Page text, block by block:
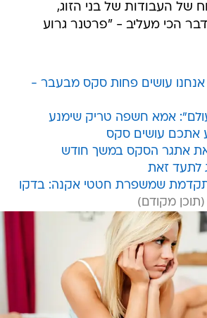
של העבודות של בני הזוג,
הכי מעליב - "פרטנר גרוע
עושים פחות סקס מבעבר -
אמא חשפה טריק שימנע
אתכם עושים סקס
את אתגר הסקס במשך חודש
לתעד זאת
שמשפרת חטטי אקנה: בדקו